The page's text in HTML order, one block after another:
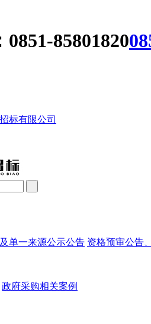
0851-85801820
标有限公司
单一来源公示公告 资格预审公告
政府采购相关案例